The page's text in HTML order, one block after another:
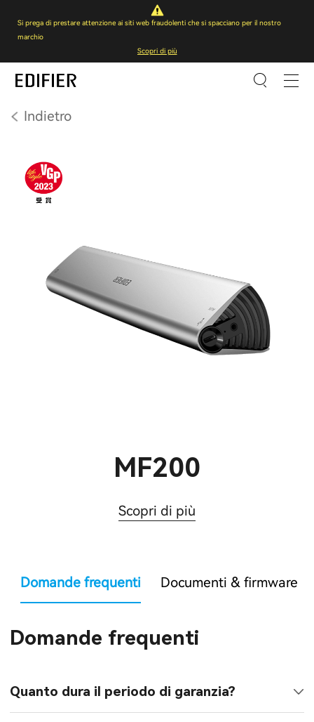
Si prega di prestare attenzione ai siti web fraudolenti che si spacciano per il nostro
marchio
Scopri di più
Indietro
MF200
Scopri di più
Domande frequenti Documenti & firmware
Domande frequenti
Quanto dura il periodo di garanzia?